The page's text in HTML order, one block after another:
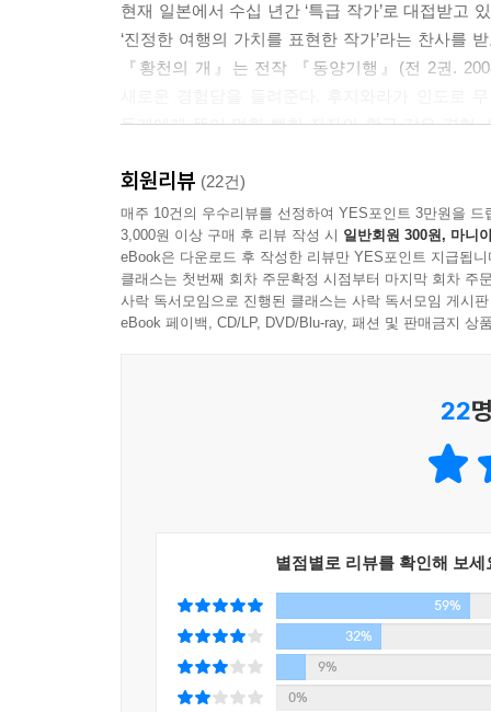
현재 일본에서 수십 년간 ‘특급 작가’로 대접받고
‘진정한 여행의 가치를 표현한 작가’라는 찬사를
『황천의 개』는 전작 『동양기행』(전 2권.
들개에게 뜯어 먹힐 뻔한 저자의 활극 같은 경험,
담은 기존의 여행 관련 에세이를 훨씬 넘어서는, ‘
인간의 언어로 표현된 한 장의 사진, 이것이 진정한
전작 『동양기행』이 ‘카메라로 쓴 한 권의 시집
것이다. 전작처럼 사진이 많은 것은 아니지만, 저
이루고 있는 것이다. 이 책은 전체 5장(1장 뫼비
당시에도 밝힐 수 없었던 옴진리교 관련 내용은
느끼는 한 청년과의 인터뷰를 통해, 후지와라
대해 생각하게 만드는 이야기가 펼쳐진다. 이러
황천의 개-삶과 죽음의 뫼비우스의 띠
이 책의 제목이 왜 ‘황천의 개’인지, 그리고 무슨
장면을 기억한다. 그리고 화장터 주변을 배회
회원리뷰 (22건)
매주 10건의 우수리뷰를 선정하여 YES포인트 3만원을 드
3,000원 이상 구매 후 리뷰 작성 시 일반회원 300원, 마니
eBook은 다운로드 후 작성한 리뷰만 YES포인트 지급됩니
클래스는 첫번째 회차 주문확정 시점부터 마지막 회차 주
사락 독서모임으로 진행된 클래스는 사락 독서모임 게시
eBook 페이백, CD/LP, DVD/Blu-ray, 패션 및 판매금지 상
22
별점별로 리뷰를 확인해 보세
59%
32%
9%
0%